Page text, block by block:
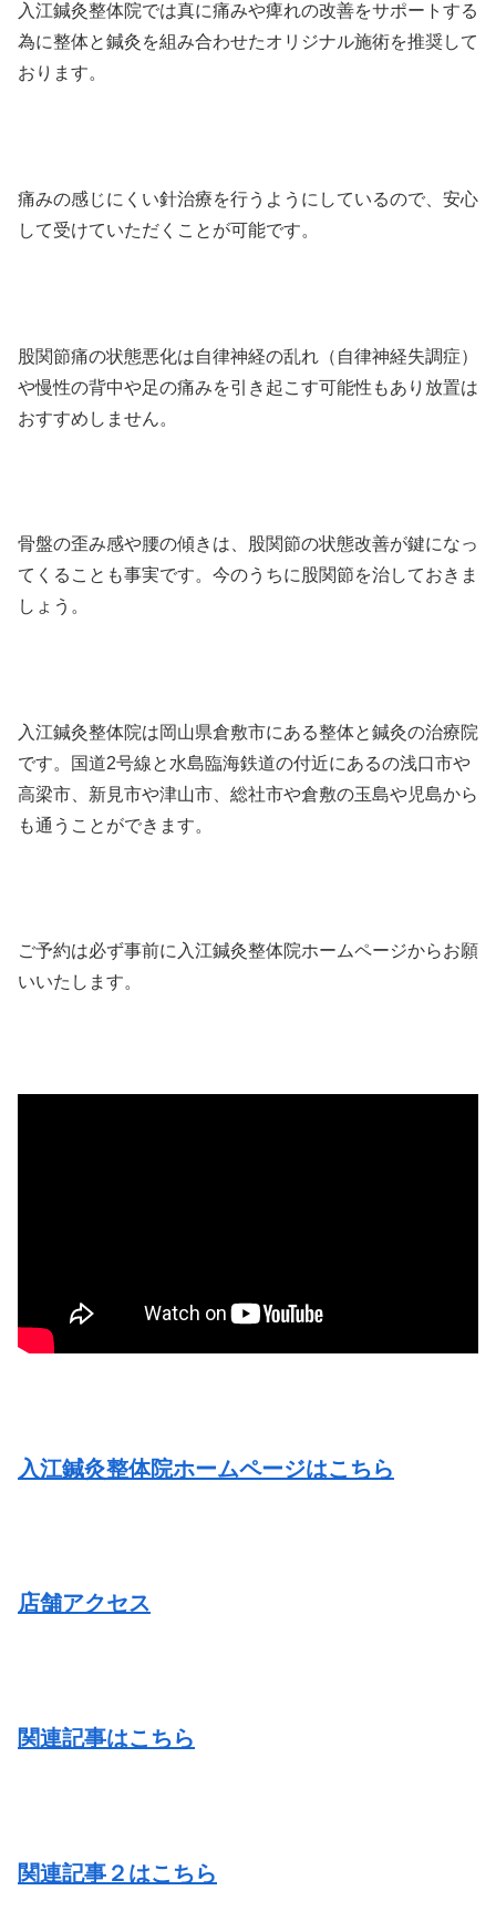
入江鍼灸整体院では真に痛みや痺れの改善をサポートする
為に整体と鍼灸を組み合わせたオリジナル施術を推奨して
おります。
痛みの感じにくい針治療を行うようにしているので、安心
して受けていただくことが可能です。
股関節痛の状態悪化は自律神経の乱れ（自律神経失調症）
や慢性の背中や足の痛みを引き起こす可能性もあり放置は
おすすめしません。
骨盤の歪み感や腰の傾きは、股関節の状態改善が鍵になっ
てくることも事実です。今のうちに股関節を治しておきま
しょう。
入江鍼灸整体院は岡山県倉敷市にある整体と鍼灸の治療院
です。国道2号線と水島臨海鉄道の付近にあるの浅口市や
高梁市、新見市や津山市、総社市や倉敷の玉島や児島から
も通うことができます。
ご予約は必ず事前に入江鍼灸整体院ホームページからお願
いいたします。
入江鍼灸整体院ホームページはこちら
店舗アクセス
関連記事はこちら
関連記事２はこちら